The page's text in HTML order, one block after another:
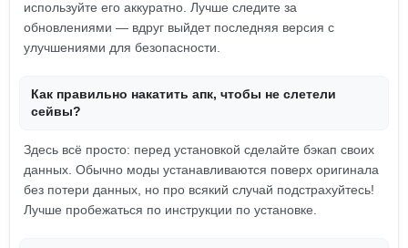
используйте его аккуратно. Лучше следите за
обновлениями — вдруг выйдет последняя версия с
улучшениями для безопасности.
Как правильно накатить апк, чтобы не слетели
сейвы?
Здесь всё просто: перед установкой сделайте бэкап своих
данных. Обычно моды устанавливаются поверх оригинала
без потери данных, но про всякий случай подстрахуйтесь!
Лучше пробежаться по инструкции по установке.